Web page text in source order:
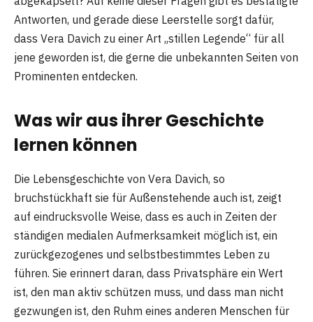
Antworten, und gerade diese Leerstelle sorgt dafür,
dass Vera Davich zu einer Art „stillen Legende“ für all
jene geworden ist, die gerne die unbekannten Seiten von
Prominenten entdecken.
Was wir aus ihrer Geschichte
lernen können
Die Lebensgeschichte von Vera Davich, so
bruchstückhaft sie für Außenstehende auch ist, zeigt
auf eindrucksvolle Weise, dass es auch in Zeiten der
ständigen medialen Aufmerksamkeit möglich ist, ein
zurückgezogenes und selbstbestimmtes Leben zu
führen. Sie erinnert daran, dass Privatsphäre ein Wert
ist, den man aktiv schützen muss, und dass man nicht
gezwungen ist, den Ruhm eines anderen Menschen für